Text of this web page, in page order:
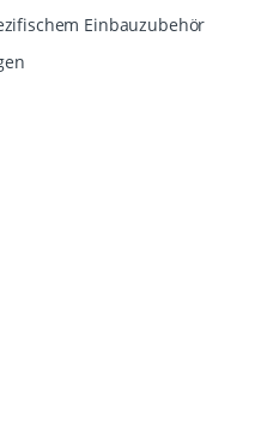
Einbauzubehör